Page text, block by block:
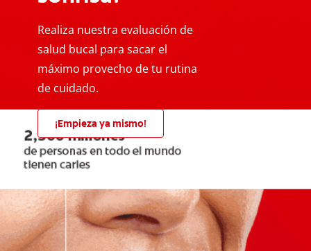
Realiza nuestra evaluación de
salud bucal para sacar el
máximo provecho de tu rutina
de cuidado.
¡Empieza ya mismo!